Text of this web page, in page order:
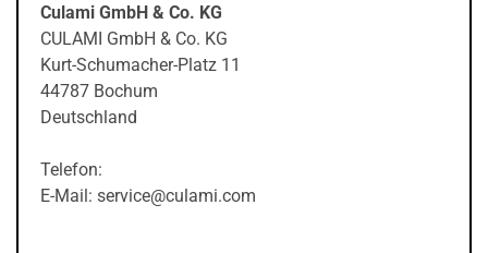
Culami GmbH & Co. KG
CULAMI GmbH & Co. KG
Kurt-Schumacher-Platz 11
44787 Bochum
Deutschland
Telefon:
E-Mail: service@culami.com